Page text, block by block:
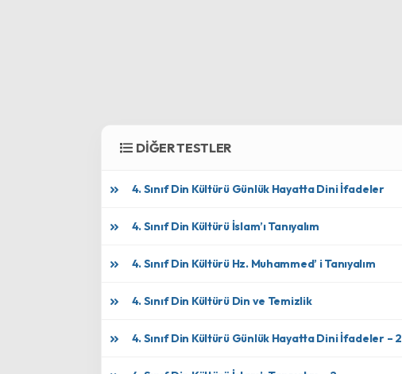
DİĞER TESTLER
4. Sınıf Din Kültürü Günlük Hayatta Dini İfadeler
4. Sınıf Din Kültürü İslam’ı Tanıyalım
4. Sınıf Din Kültürü Hz. Muhammed’ i Tanıyalım
4. Sınıf Din Kültürü Din ve Temizlik
4. Sınıf Din Kültürü Günlük Hayatta Dini İfadeler – 2